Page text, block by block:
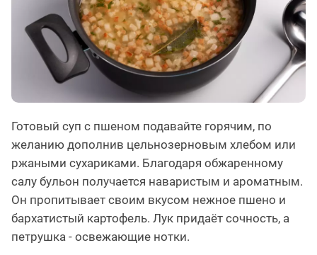
Готовый суп с пшеном подавайте горячим, по
желанию дополнив цельнозерновым хлебом или
ржаными сухариками. Благодаря обжаренному
салу бульон получается наваристым и ароматным.
Он пропитывает своим вкусом нежное пшено и
бархатистый картофель. Лук придаёт сочность, а
петрушка - освежающие нотки.